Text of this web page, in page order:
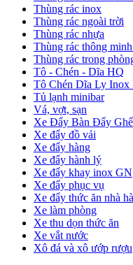
Thùng rác inox
Thùng rác ngoài trời
Thùng rác nhựa
Thùng rác thông
Thùng rác trong
Tô - Chén - Dĩa HQ
Tô Chén Dĩa Ly Inox
Tủ lạnh minibar
Vá, vợt, sạn
Xe Đẩy Bàn Đẩy
Xe đẩy đồ vải
Xe đẩy hàng
Xe đẩy hành lý
Xe đẩy khay inox GN
Xe đẩy phục vụ
Xe đẩy thức ăn nhà
Xe làm phòng
Xe thu dọn thức ăn
Xe vắt nước
Xô đá và xô ướp rượu